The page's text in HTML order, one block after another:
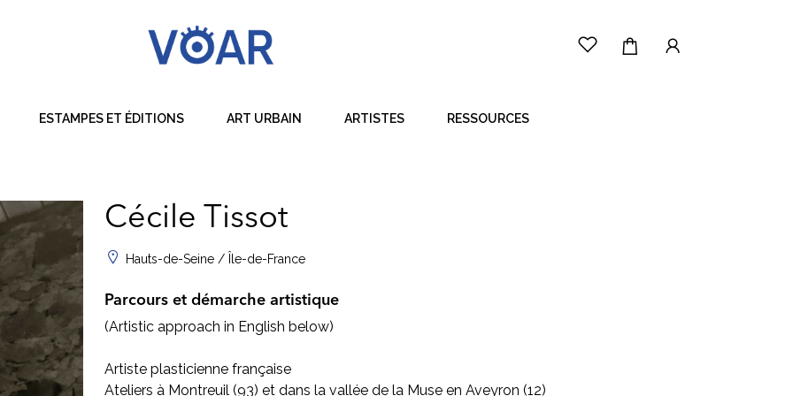
ESTAMPES ET ÉDITIONS ART URBAIN
Sculpture
Techniques Mixtes
ARTISTES RESSOURCES
Cécile Tissot
Hauts-de-Seine / Île-de-France
Parcours et démarche artistique
(Artistic approach in English below)
Artiste plasticienne française
Ateliers à Montreuil (93) et dans la vallée de la Muse en Aveyron (12)